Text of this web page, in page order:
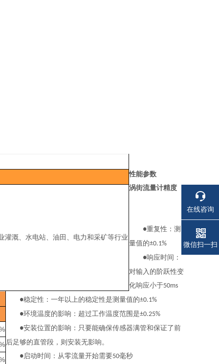
灌溉、水电站、油田、电力和采矿等行业
性能参数
涡街流量计精度
●重复性：测
量值的±0.1%
●响应时间：
对输入的阶跃性变
化响应小于50ms
●稳定性：一年以上的稳定性是测量值的±0.1%
●环境温度的影响：超过工作温度范围是±0.25%
●安装位置的影响：只要能确保传感器满管和保证了前
后足够的直管段，则安装无影响。
●启动时间：从零流量开始需要50毫秒
在线咨询
微信扫一扫